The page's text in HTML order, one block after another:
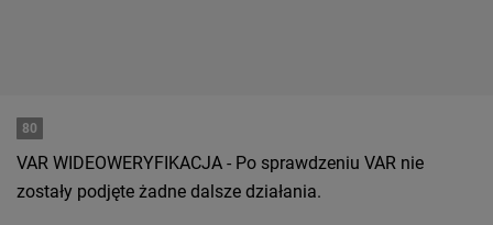
80
VAR WIDEOWERYFIKACJA - Po sprawdzeniu VAR nie
zostały podjęte żadne dalsze działania.